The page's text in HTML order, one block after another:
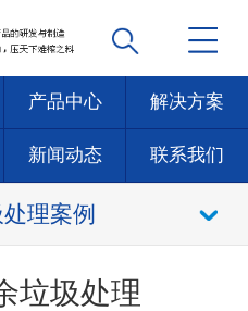
产品中心 解决方案
新闻动态 联系我们
理案例
垃圾处理